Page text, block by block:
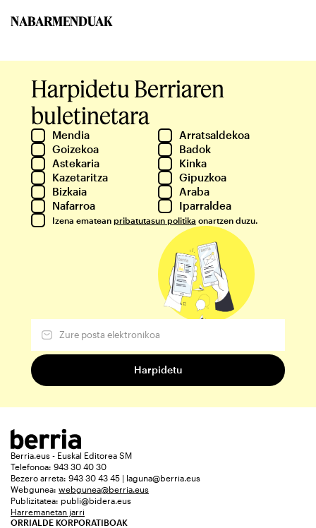
NABARMENDUAK
Harpidetu Berriaren
buletinetara
Mendia
Arratsaldekoa
Goizekoa
Badok
Astekaria
Kinka
Kazetaritza
Gipuzkoa
Bizkaia
Araba
Nafarroa
Iparraldea
Izena ematean pribatutasun politika onartzen duzu.
Berria.eus - Euskal Editorea SM
Telefonoa: 943 30 40 30
Bezero arreta: 943 30 43 45 | laguna@berria.eus
Webgunea: webgunea@berria.eus
Publizitatea: publi@bidera.eus
Harremanetan jarri
ORRIALDE KORPORATIBOAK